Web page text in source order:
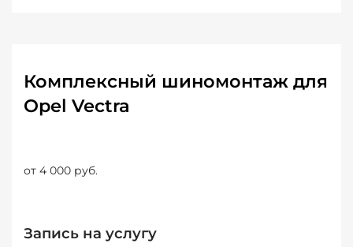
Комплексный шиномонтаж для
Opel Vectra
от 4 000 руб.
Запись на услугу